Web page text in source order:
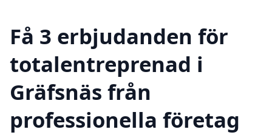
Få 3 erbjudanden för
totalentreprenad i
Gräfsnäs från
professionella företag